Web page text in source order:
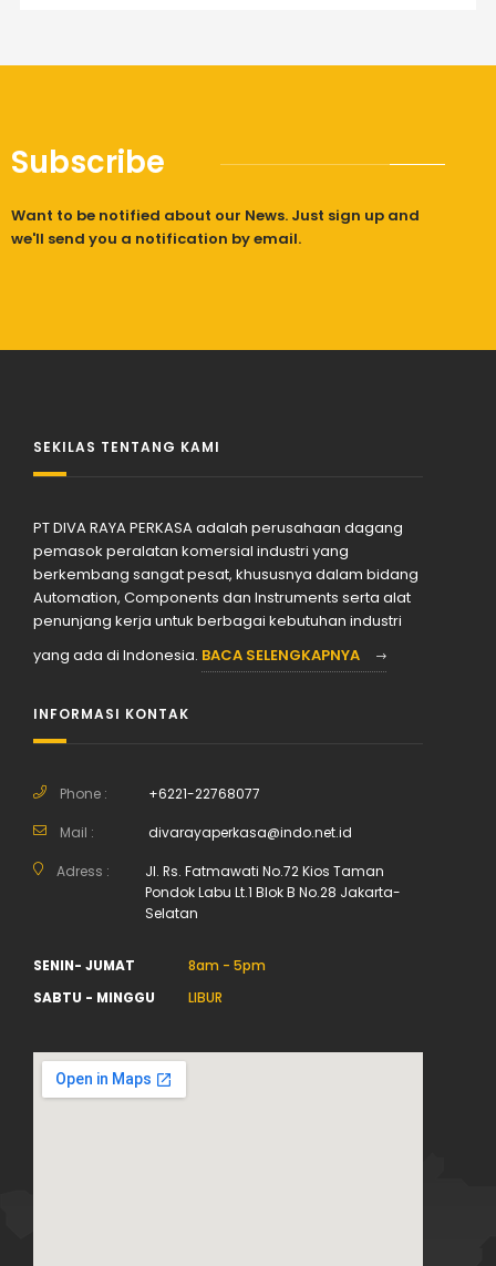
Subscribe
Want to be notified about our News. Just sign up and
we'll send you a notification by email.
SEKILAS TENTANG KAMI
PT DIVA RAYA PERKASA adalah perusahaan dagang
pemasok peralatan komersial industri yang
berkembang sangat pesat, khususnya dalam bidang
Automation, Components dan Instruments serta alat
penunjang kerja untuk berbagai kebutuhan industri
yang ada di Indonesia. BACA SELENGKAPNYA
INFORMASI KONTAK
Phone : +6221-22768077
Mail : divarayaperkasa@indo.net.id
Adress :
Jl. Rs. Fatmawati No.72 Kios Taman
Pondok Labu Lt.1 Blok B No.28 Jakarta-
Selatan
SENIN- JUMAT
8am - 5pm
SABTU - MINGGU
LIBUR